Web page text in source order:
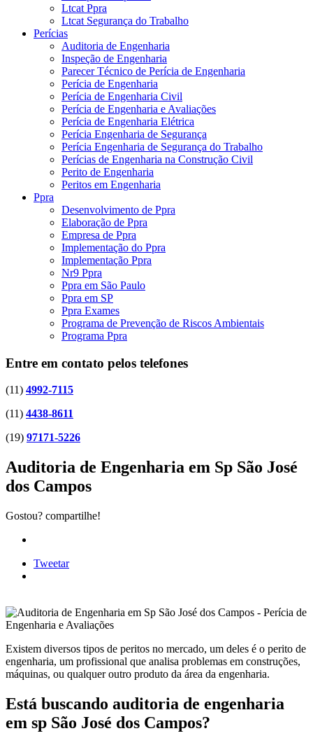
Ltcat Ppra
Ltcat Segurança do Trabalho
Perícias
Auditoria de Engenharia
Inspeção de Engenharia
Parecer Técnico de Perícia de Engenharia
Perícia de Engenharia
Perícia de Engenharia Civil
Perícia de Engenharia e Avaliações
Perícia de Engenharia Elétrica
Perícia Engenharia de Segurança
Perícia Engenharia de Segurança do Trabalho
Perícias de Engenharia na Construção Civil
Perito de Engenharia
Peritos em Engenharia
Ppra
Desenvolvimento de Ppra
Elaboração de Ppra
Empresa de Ppra
Implementação do Ppra
Implementação Ppra
Nr9 Ppra
Ppra em São Paulo
Ppra em SP
Ppra Exames
Programa de Prevenção de Riscos Ambientais
Programa Ppra
Entre em contato pelos telefones
(11) 4992-7115
(11) 4438-8611
(19) 97171-5226
Auditoria de Engenharia em Sp São José
dos Campos
Gostou? compartilhe!
Tweetar
Existem diversos tipos de peritos no mercado, um deles é o perito de
engenharia, um profissional que analisa problemas em construções,
máquinas, ou qualquer outro produto da área da engenharia.
Está buscando auditoria de engenharia
em sp São José dos Campos?